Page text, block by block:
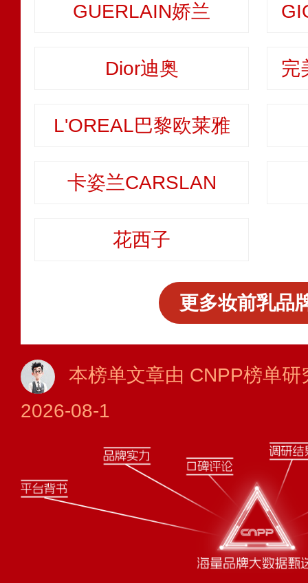
GUERLAIN娇兰
Dior迪奥
L'OREAL巴黎欧莱雅
卡姿兰CARSLAN
花西子
更多妆前乳品
本榜单文章由 CNPP榜单
2026-08-1